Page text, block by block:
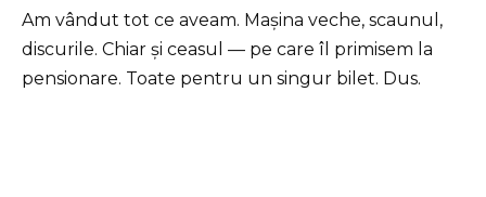
Am vândut tot ce aveam. Mașina veche, scaunul,
discurile. Chiar și ceasul — pe care îl primisem la
pensionare. Toate pentru un singur bilet. Dus.